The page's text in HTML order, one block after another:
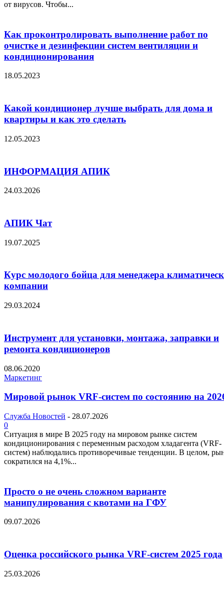
от вирусов. Чтобы...
Как проконтролировать выполнение работ по
очистке и дезинфекции систем вентиляции и
кондиционирования
18.05.2023
Какой кондиционер лучше выбрать для дома и
квартиры и как это сделать
12.05.2023
ИНФОРМАЦИЯ АПИК
24.03.2026
АПИК Чат
19.07.2025
Курс молодого бойца для менеджера
компании
29.03.2024
Инструмент для установки, монтажа, заправки и
ремонта кондиционеров
08.06.2020
Маркетинг
Мировой рынок VRF-систем по состоянию на
Служба Новостей - 28.07.2026
0
Ситуация в мире В 2025 году на мировом рынке систем
кондиционирования с переменным расходом хладагента (VRF-
систем) наблюдались противоречивые тенденции. В целом,
сократился на 4,1%...
Просто о не очень сложном варианте
манипулирования с квотами на ГФУ
09.07.2026
Оценка российского рынка VRF-систем 2025 года
25.03.2026